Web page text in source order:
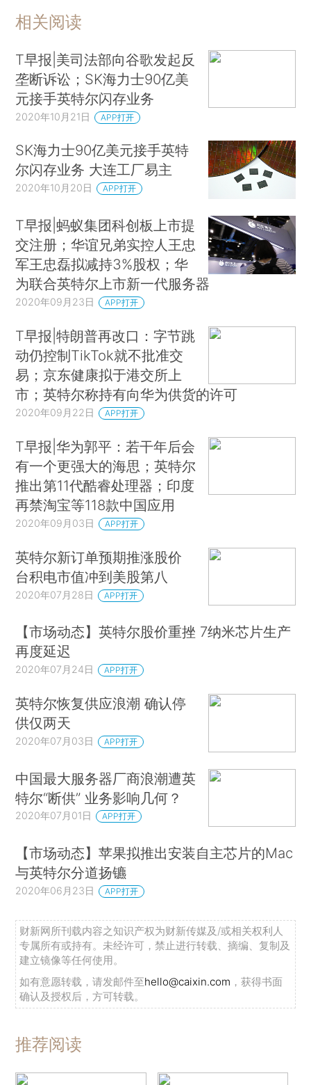
相关阅读
T早报|美司法部向谷歌发起反
垄断诉讼；SK海力士90亿美
元接手英特尔闪存业务
2020年10月21日 APP打开
SK海力士90亿美元接手英特
尔闪存业务 大连工厂易主
2020年10月20日 APP打开
T早报|蚂蚁集团科创板上市提
交注册；华谊兄弟实控人王忠
军王忠磊拟减持3%股权；华
为联合英特尔上市新一代服务器
2020年09月23日 APP打开
T早报|特朗普再改口：字节跳
动仍控制TikTok就不批准交
易；京东健康拟于港交所上
市；英特尔称持有向华为供货的许可
2020年09月22日 APP打开
T早报|华为郭平：若干年后会
有一个更强大的海思；英特尔
推出第11代酷睿处理器；印度
再禁淘宝等118款中国应用
2020年09月03日 APP打开
英特尔新订单预期推涨股价
台积电市值冲到美股第八
2020年07月28日 APP打开
【市场动态】英特尔股价重挫 7纳米芯片生产
再度延迟
2020年07月24日 APP打开
英特尔恢复供应浪潮 确认停
供仅两天
2020年07月03日 APP打开
中国最大服务器厂商浪潮遭英
特尔“断供” 业务影响几何？
2020年07月01日 APP打开
【市场动态】苹果拟推出安装自主芯片的Mac
与英特尔分道扬镳
2020年06月23日 APP打开
财新网所刊载内容之知识产权为财新传媒及/或相关权利人
专属所有或持有。未经许可，禁止进行转载、摘编、复制及
建立镜像等任何使用。
如有意愿转载，请发邮件至hello@caixin.com ，获得书面
确认及授权后，方可转载。
推荐阅读